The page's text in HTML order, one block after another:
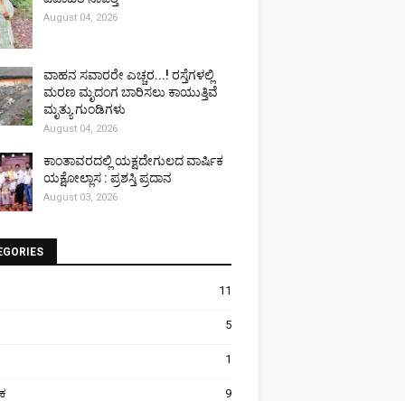
August 04, 2026
ವಾಹನ ಸವಾರರೇ ಎಚ್ಚರ...! ರಸ್ತೆಗಳಲ್ಲಿ
ಮರಣ ಮೃದಂಗ ಬಾರಿಸಲು ಕಾಯುತ್ತಿವೆ
ಮೃತ್ಯು ಗುಂಡಿಗಳು
August 04, 2026
ಕಾಂತಾವರದಲ್ಲಿ ಯಕ್ಷದೇಗುಲದ ವಾರ್ಷಿಕ
ಯಕ್ಷೋಲ್ಲಾಸ : ಪ್ರಶಸ್ತಿ ಪ್ರದಾನ
August 03, 2026
11
5
1
9